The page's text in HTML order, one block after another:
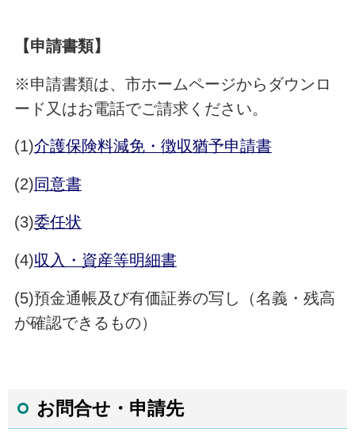
【申請書類】
※申請書類は、市ホームページからダウンロ
ード又はお電話でご請求ください。
(1)介護保険料減免・徴収猶予申請書
(2)同意書
(3)委任状
(4)収入・資産等明細書
(5)預金通帳及び有価証券の写し（名義・残高
が確認できるもの）
お問合せ・申請先